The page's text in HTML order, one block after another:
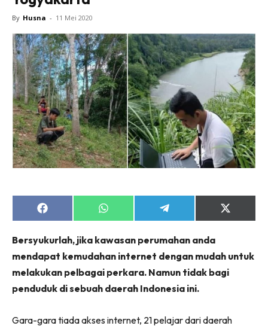
By Husna - 11 Mei 2020
Share
on
Share
on
Share
on
Share
on
Bersyukurlah, jika kawasan perumahan anda
mendapat kemudahan internet dengan mudah untuk
melakukan pelbagai perkara. Namun tidak bagi
penduduk di sebuah daerah Indonesia ini.
Gara-gara tiada akses internet, 21 pelajar dari daerah